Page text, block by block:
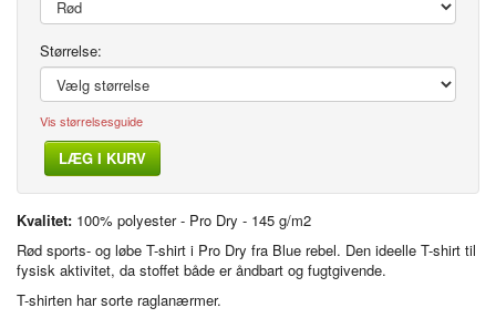
Vis størrelsesguide
Størrelse:
LÆG I KURV
Kvalitet: 100% polyester - Pro Dry - 145 g/m2
Rød sports- og løbe T-shirt i Pro Dry fra Blue rebel. Den ideelle T-shirt til
fysisk aktivitet, da stoffet både er åndbart og fugtgivende.
T-shirten har sorte raglanærmer.